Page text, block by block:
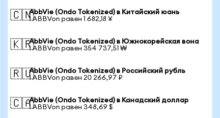
🇨🇳AbbVie (Ondo Tokenized) в Китайский юань
1 ABBVon равен 1 682,18 ¥
🇰🇷AbbVie (Ondo Tokenized) в Южнокорейская вона
1 ABBVon равен 354 737,51 ₩
🇷🇺AbbVie (Ondo Tokenized) в Российский рубль
1 ABBVon равен 20 266,97 ₽
🇨🇦AbbVie (Ondo Tokenized) в Канадский доллар
1 ABBVon равен 348,69 $